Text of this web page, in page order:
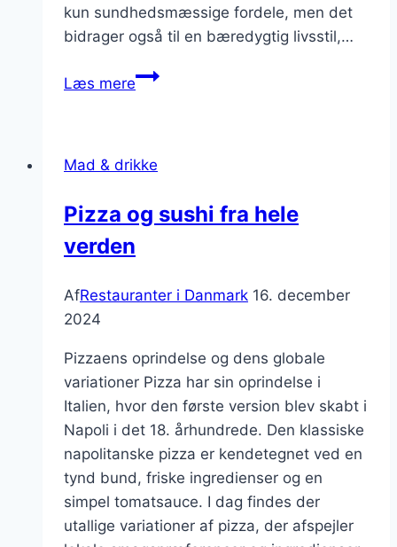
kun sundhedsmæssige fordele, men det
bidrager også til en bæredygtig livsstil,…
Læs mereHjemmelavet
råvarer:
og
Mad & drikke
Pizza og sushi fra hele
verden
AfRestauranter i Danmark 16. december
2024
Pizzaens oprindelse og dens globale
variationer Pizza har sin oprindelse i
Italien, hvor den første version blev skabt i
Napoli i det 18. århundrede. Den klassiske
napolitanske pizza er kendetegnet ved en
tynd bund, friske ingredienser og en
simpel tomatsauce. I dag findes der
utallige variationer af pizza, der afspejler